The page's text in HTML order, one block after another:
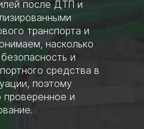
после ДТП и
транспорта и
насколько
и
средства в
поэтому
проверенное и